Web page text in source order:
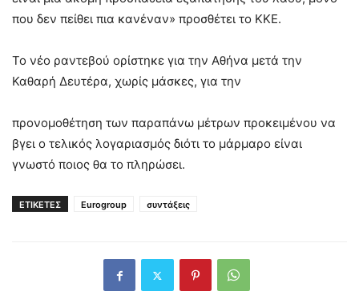
που δεν πείθει πια κανέναν» προσθέτει το ΚΚΕ.
Το νέο ραντεβού ορίστηκε για την Αθήνα μετά την
Καθαρή Δευτέρα, χωρίς μάσκες, για την
προνομοθέτηση των παραπάνω μέτρων προκειμένου να
βγει ο τελικός λογαριασμός διότι το μάρμαρο είναι
γνωστό ποιος θα το πληρώσει.
ΕΤΙΚΕΤΕΣ Eurogroup συντάξεις